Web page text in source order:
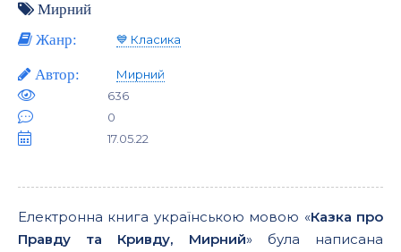
Мирний
Жанр:
💙 Класика
Автор:
Мирний
636
0
17.05.22
Електронна книга українською мовою «Казка про
Правду та Кривду, Мирний» була написана